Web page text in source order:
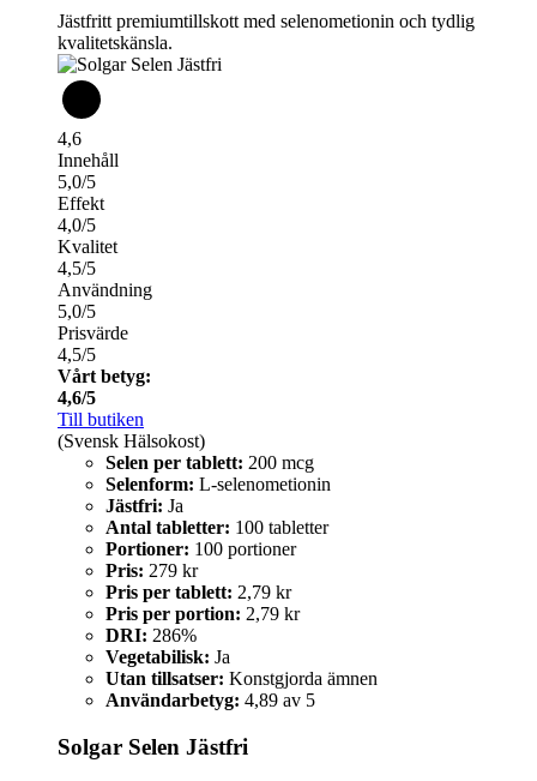
Jästfritt premiumtillskott med selenometionin och tydlig
kvalitetskänsla.
4,6
Innehåll
5,0/5
Effekt
4,0/5
Kvalitet
4,5/5
Användning
5,0/5
Prisvärde
4,5/5
Vårt betyg:
4,6/5
Till butiken
(Svensk Hälsokost)
Selen per tablett: 200 mcg
Selenform: L-selenometionin
Jästfri: Ja
Antal tabletter: 100 tabletter
Portioner: 100 portioner
Pris: 279 kr
Pris per tablett: 2,79 kr
Pris per portion: 2,79 kr
DRI: 286%
Vegetabilisk: Ja
Utan tillsatser: Konstgjorda ämnen
Användarbetyg: 4,89 av 5
Solgar Selen Jästfri